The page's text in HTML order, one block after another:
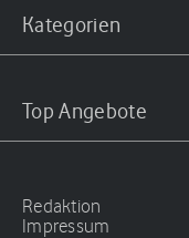
Kategorien
Top Angebote
Redaktion
Impressum